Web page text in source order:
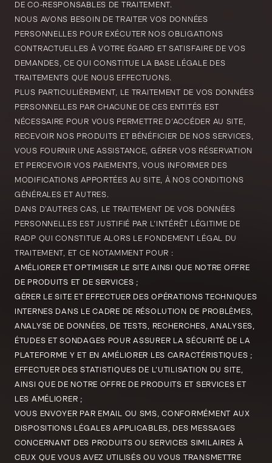
DE CO-RESPONSABLES DE TRAITEMENT.
NOUS AVONS BESOIN DE TRAITER VOS DONNÉES
PERSONNELLES POUR EXÉCUTER NOS OBLIGATIONS
CONTRACTUELLES À VOTRE ÉGARD ET SATISFAIRE DE VOS
DEMANDES, CE QUI CONSTITUE LA BASE LÉGALE DES
TRAITEMENTS QUE NOUS EFFECTUONS.
PLUS PARTICULIÈREMENT, LE TRAITEMENT DE VOS DONNÉES
PERSONNELLES PAR CHACUNE DE CES ENTITÉS EST
NÉCESSAIRE POUR VOUS PERMETTRE D’ACCÉDER AU SITE,
RECEVOIR NOS PRODUITS ET BÉNÉFICIER DE NOS SERVICES,
VOUS FOURNIR UNE ASSISTANCE, GÉRER VOS RÉSERVATION
ET PERCEVOIR VOS PAIEMENTS, VOUS INFORMER DES
MODIFICATIONS APPORTÉES AU SITE, À NOS CONDITIONS
GÉNÉRALES ET AUTRES.
DANS D’AUTRES CAS, LE TRAITEMENT DE VOS DONNÉES
PERSONNELLES EST JUSTIFIÉ PAR L’INTÉRÊT LÉGITIME DE
RADP QUI CONSTITUE ALORS LE FONDEMENT LÉGAL DU
TRAITEMENT, ET CE NOTAMMENT POUR :
AMÉLIORER ET OPTIMISER LE SITE AINSI QUE NOTRE OFFRE
DE PRODUITS ET DE SERVICES ;
GÉRER LE SITE ET EFFECTUER DES OPÉRATIONS TECHNIQUES
INTERNES DANS LE CADRE DE RÉSOLUTION DE PROBLÈMES,
ANALYSE DE DONNÉES, DE TESTS, RECHERCHES, ANALYSES,
ÉTUDES ET SONDAGES POUR ASSURER LA SÉCURITÉ DE LA
PLATEFORME Y ET EN AMÉLIORER LES CARACTÉRISTIQUES ;
EFFECTUER DES STATISTIQUES DE L’UTILISATION DU SITE,
AINSI QUE DE NOTRE OFFRE DE PRODUITS ET SERVICES ET
LES AMÉLIORER ;
VOUS ENVOYER PAR EMAIL OU SMS, CONFORMÉMENT AUX
DISPOSITIONS LÉGALES APPLICABLES, DES MESSAGES
CONCERNANT DES PRODUITS OU SERVICES SIMILAIRES À
CEUX QUE VOUS AVEZ UTILISÉS OU VOUS TRANSMETTRE